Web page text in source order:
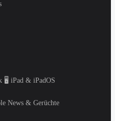
🖥️ iPad & iPadOS
News & Gerüchte